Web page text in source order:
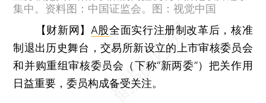
集中。资料图：中国证监会。图：视觉中国
【财新网】 A股全面实行注册制改革后，核准
制退出历史舞台，交易所新设立的上市审核委员会
和并购重组审核委员会（下称“新两委”）把关作用
日益重要，委员构成备受关注。